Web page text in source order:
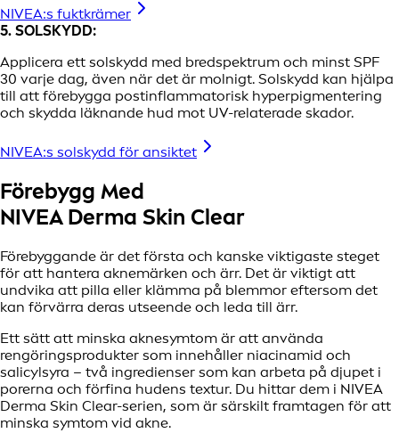
NIVEA:s fuktkrämer
5. SOLSKYDD:
Applicera ett solskydd med bredspektrum och minst SPF
30 varje dag, även när det är molnigt. Solskydd kan hjälpa
till att förebygga postinflammatorisk hyperpigmentering
och skydda läknande hud mot UV-relaterade skador.
NIVEA:s solskydd för ansiktet
Förebygg Med
NIVEA Derma Skin Clear
Förebyggande är det första och kanske viktigaste steget
för att hantera aknemärken och ärr. Det är viktigt att
undvika att pilla eller klämma på blemmor eftersom det
kan förvärra deras utseende och leda till ärr.
Ett sätt att minska aknesymtom är att använda
rengöringsprodukter som innehåller niacinamid och
salicylsyra – två ingredienser som kan arbeta på djupet i
porerna och förfina hudens textur. Du hittar dem i NIVEA
Derma Skin Clear-serien, som är särskilt framtagen för att
minska symtom vid akne.